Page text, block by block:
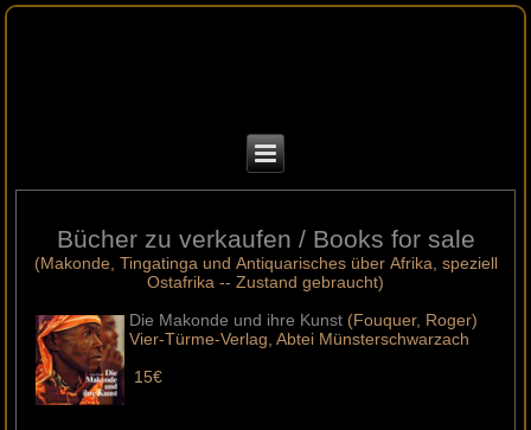
Bücher zu verkaufen / Books for sale
(Makonde, Tingatinga und Antiquarisches über Afrika, speziell
Ostafrika -- Zustand gebraucht)
Die Makonde und ihre Kunst (Fouquer, Roger)
Vier-Türme-Verlag, Abtei Münsterschwarzach
15€